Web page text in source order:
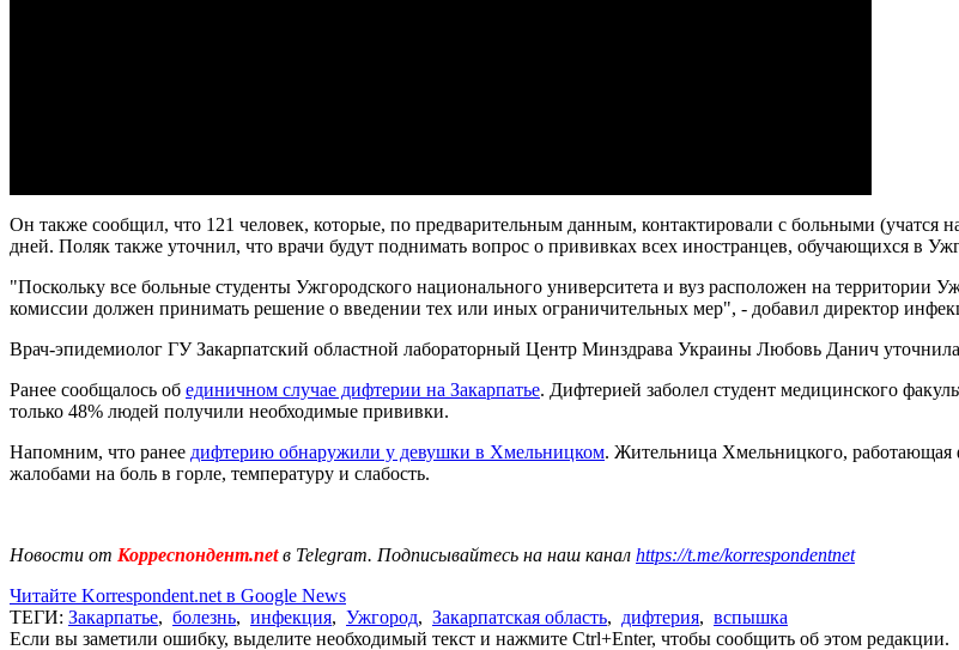
Он также сообщил, что 121 человек, которые, по предварительным данным, контактировали с больными (учатся
дней. Поляк также уточнил, что врачи будут поднимать вопрос о прививках всех иностранцев, обучающихся в
"Поскольку все больные студенты Ужгородского национального университета и вуз расположен на территории
комиссии должен принимать решение о введении тех или иных ограничительных мер", - добавил директор
Врач-эпидемиолог ГУ Закарпатский областной лабораторный Центр Минздрава Украины Любовь Данич
Ранее сообщалось об единичном случае дифтерии на Закарпатье. Дифтерией заболел студент медицинского
только 48% людей получили необходимые прививки.
Напомним, что ранее дифтерию обнаружили у девушки в Хмельницком. Жительница Хмельницкого, работающая
жалобами на боль в горле, температуру и слабость.
Новости от Корреспондент.netв Telegram. Подписывайтесь на наш канал https://t.me/korrespondentnet
Читайте Korrespondent.net в Google News
ТЕГИ: Закарпатье, болезнь, инфекция, Ужгород, Закарпатская область, дифтерия, вспышка
Если вы заметили ошибку, выделите необходимый текст и нажмите Ctrl+Enter, чтобы сообщить об этом редакции.